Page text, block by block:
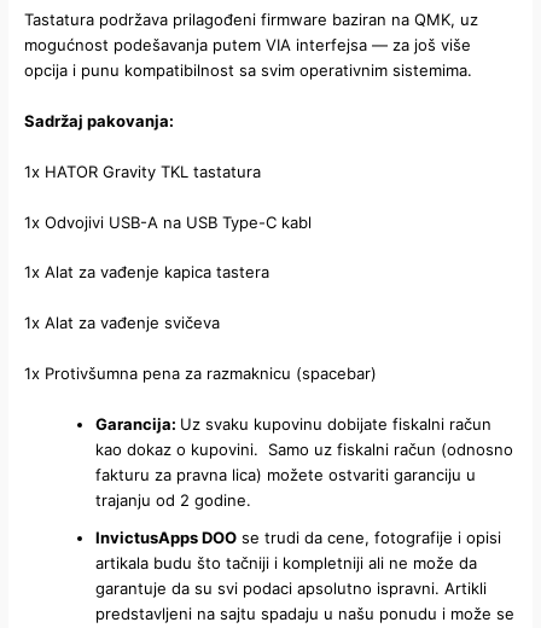
Tastatura podržava prilagođeni firmware baziran na QMK, uz
mogućnost podešavanja putem VIA interfejsa — za još više
opcija i punu kompatibilnost sa svim operativnim sistemima.
Sadržaj pakovanja:
1x HATOR Gravity TKL tastatura
1x Odvojivi USB-A na USB Type-C kabl
1x Alat za vađenje kapica tastera
1x Alat za vađenje svičeva
1x Protivšumna pena za razmaknicu (spacebar)
Garancija: Uz svaku kupovinu dobijate fiskalni račun
kao dokaz o kupovini. Samo uz fiskalni račun (odnosno
fakturu za pravna lica) možete ostvariti garanciju u
trajanju od 2 godine.
InvictusApps DOO se trudi da cene, fotografije i opisi
artikala budu što tačniji i kompletniji ali ne može da
garantuje da su svi podaci apsolutno ispravni. Artikli
predstavljeni na sajtu spadaju u našu ponudu i može se